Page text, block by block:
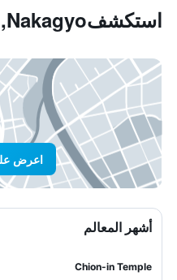
استكشفNakagyo, كيوتو
اعرض
أشهر المعالم
Chion-in Temple